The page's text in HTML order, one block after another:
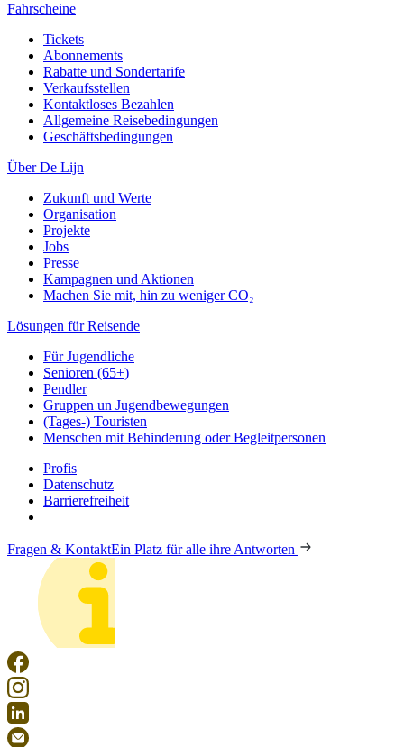
Fahrscheine
Tickets
Abonnements
Rabatte und Sondertarife
Verkaufsstellen
Kontaktloses Bezahlen
Allgemeine Reisebedingungen
Geschäftsbedingungen
Über De Lijn
Zukunft und Werte
Organisation
Projekte
Jobs
Presse
Kampagnen und Aktionen
Machen Sie mit, hin zu weniger CO₂
Lösungen für Reisende
Für Jugendliche
Senioren (65+)
Pendler
Gruppen un Jugendbewegungen
(Tages-) Touristen
Menschen mit Behinderung oder Begleitpersonen
Profis
Datenschutz
Barrierefreiheit
Fragen & KontaktEin Platz für alle ihre Antworten